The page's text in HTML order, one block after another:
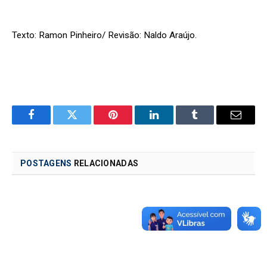
Texto: Ramon Pinheiro/ Revisão: Naldo Araújo.
FacebookTwitter Pinterest LinkedInTumblr Email
POSTAGENS RELACIONADAS